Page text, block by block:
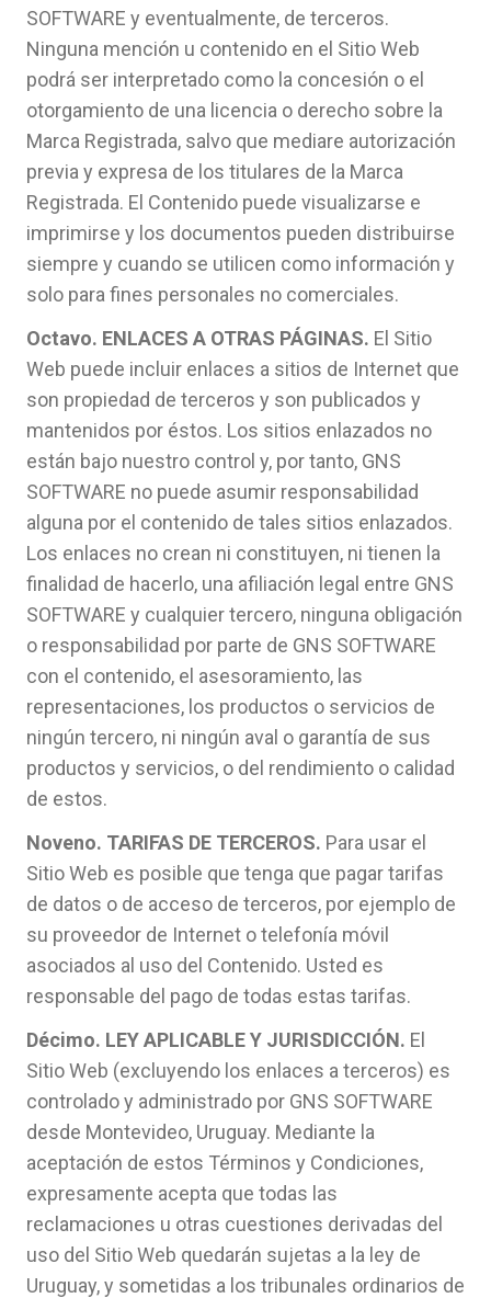
SOFTWARE y eventualmente, de terceros.
Ninguna mención u contenido en el Sitio Web
podrá ser interpretado como la concesión o el
otorgamiento de una licencia o derecho sobre la
Marca Registrada, salvo que mediare autorización
previa y expresa de los titulares de la Marca
Registrada. El Contenido puede visualizarse e
imprimirse y los documentos pueden distribuirse
siempre y cuando se utilicen como información y
solo para fines personales no comerciales.
Octavo. ENLACES A OTRAS PÁGINAS. El Sitio
Web puede incluir enlaces a sitios de Internet que
son propiedad de terceros y son publicados y
mantenidos por éstos. Los sitios enlazados no
están bajo nuestro control y, por tanto, GNS
SOFTWARE no puede asumir responsabilidad
alguna por el contenido de tales sitios enlazados.
Los enlaces no crean ni constituyen, ni tienen la
finalidad de hacerlo, una afiliación legal entre GNS
SOFTWARE y cualquier tercero, ninguna obligación
o responsabilidad por parte de GNS SOFTWARE
con el contenido, el asesoramiento, las
representaciones, los productos o servicios de
ningún tercero, ni ningún aval o garantía de sus
productos y servicios, o del rendimiento o calidad
de estos.
Noveno. TARIFAS DE TERCEROS. Para usar el
Sitio Web es posible que tenga que pagar tarifas
de datos o de acceso de terceros, por ejemplo de
su proveedor de Internet o telefonía móvil
asociados al uso del Contenido. Usted es
responsable del pago de todas estas tarifas.
Décimo. LEY APLICABLE Y JURISDICCIÓN. El
Sitio Web (excluyendo los enlaces a terceros) es
controlado y administrado por GNS SOFTWARE
desde Montevideo, Uruguay. Mediante la
aceptación de estos Términos y Condiciones,
expresamente acepta que todas las
reclamaciones u otras cuestiones derivadas del
uso del Sitio Web quedarán sujetas a la ley de
Uruguay, y sometidas a los tribunales ordinarios de